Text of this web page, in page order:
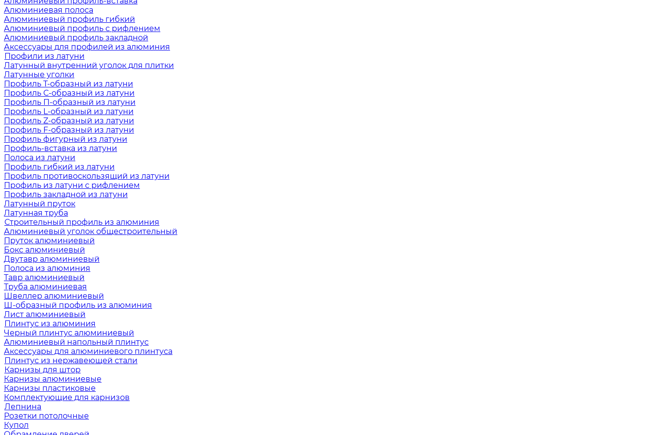
Алюминиевая полоса
Алюминиевый профиль гибкий
Алюминиевый профиль с рифлением
Алюминиевый профиль закладной
Аксессуары для профилей из алюминия
Профили из латуни
Латунный внутренний уголок для плитки
Латунные уголки
Профиль Т-образный из латуни
Профиль С-образный из латуни
Профиль П-образный из латуни
Профиль L-образный из латуни
Профиль Z-образный из латуни
Профиль F-образный из латуни
Профиль фигурный из латуни
Профиль-вставка из латуни
Полоса из латуни
Профиль гибкий из латуни
Профиль противоскользящий из латуни
Профиль из латуни с рифлением
Профиль закладной из латуни
Латунный пруток
Латунная труба
Строительный профиль из алюминия
Алюминиевый уголок общестроительный
Пруток алюминиевый
Бокс алюминиевый
Двутавр алюминиевый
Полоса из алюминия
Тавр алюминиевый
Труба алюминиевая
Швеллер алюминиевый
Ш-образный профиль из алюминия
Лист алюминиевый
Плинтус из алюминия
Черный плинтус алюминиевый
Алюминиевый напольный плинтус
Аксессуары для алюминиевого плинтуса
Плинтус из нержавеющей стали
Карнизы для штор
Карнизы алюминиевые
Карнизы пластиковые
Комплектующие для карнизов
Лепнина
Розетки потолочные
Купол